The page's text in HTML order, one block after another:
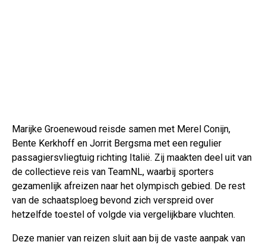
Marijke Groenewoud reisde samen met Merel Conijn,
Bente Kerkhoff en Jorrit Bergsma met een regulier
passagiersvliegtuig richting Italië. Zij maakten deel uit van
de collectieve reis van TeamNL, waarbij sporters
gezamenlijk afreizen naar het olympisch gebied. De rest
van de schaatsploeg bevond zich verspreid over
hetzelfde toestel of volgde via vergelijkbare vluchten.
Deze manier van reizen sluit aan bij de vaste aanpak van